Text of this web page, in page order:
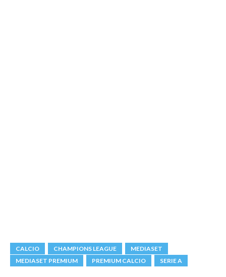
CALCIO CHAMPIONS LEAGUE
MEDIASET
MEDIASET PREMIUM
PREMIUM CALCIO SERIE A